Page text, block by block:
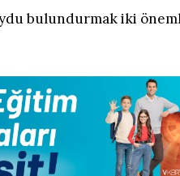
bulundurmak iki